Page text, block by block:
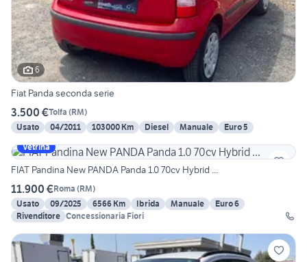
6
Fiat Panda seconda serie
3.500 €Tolfa (RM)
Usato
04/2011 103000 Km Diesel Manuale
Euro 5
Vetrina
FIAT Pandina New PANDA Panda 1.0 70cv Hybrid ...
11.900 €Roma (RM)
Usato
09/2025 6566 Km Ibrida Manuale
Euro 6
Rivenditore Concessionaria Fiori